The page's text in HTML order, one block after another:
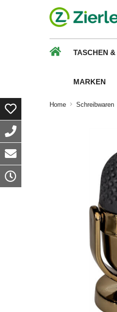
TASCHEN
MARKEN
Home Schreibwaren